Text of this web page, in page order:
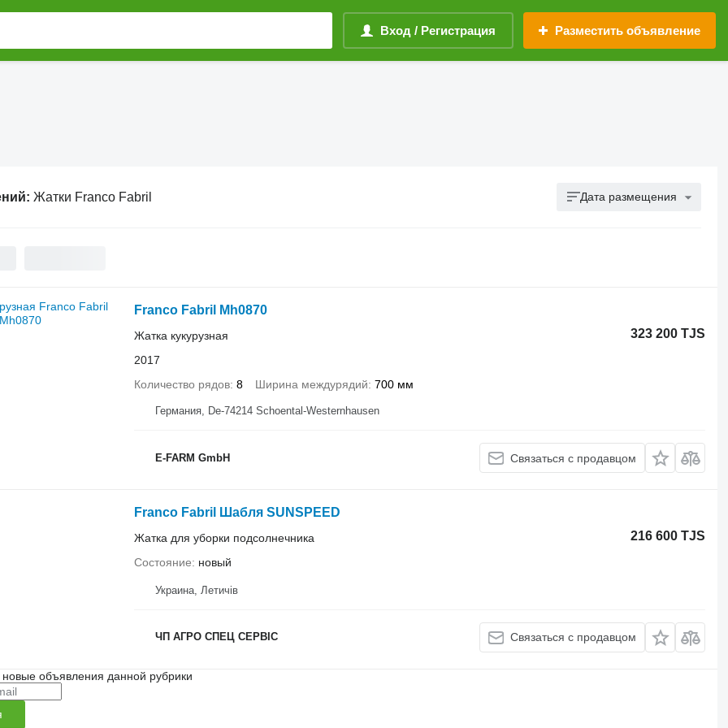
Вход / Регистрация Разместить объявление
Жатки Franco Fabril Дата размещения
Franco Fabril Mh0870
323 200 TJS
Жатка кукурузная
2017
Количество рядов 8 Ширина междурядий 700 мм
Германия, De-74214 Schoental-Westernhausen
E-FARM GmbH Связаться с продавцом
Franco Fabril Шабля SUNSPEED
216 600 TJS
Жатка для уборки подсолнечника
Состояние
новый
Украина, Летичів
ЧП АГРО СПЕЦ СЕРВІС Связаться с продавцом
объявления данной рубрики